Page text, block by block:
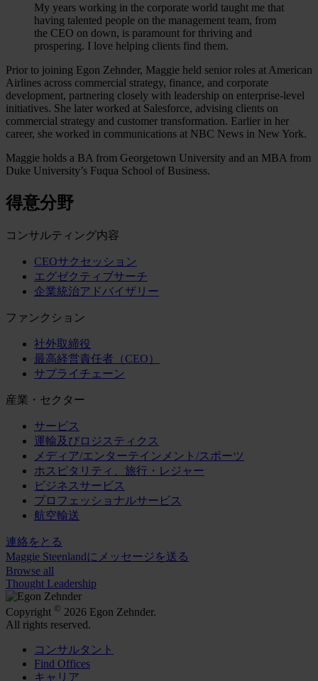
My years working in the corporate world taught me that
having talented people on the management team, from
the CEO on down, is paramount for thriving and
prospering. I love helping clients find them.
Prior to joining Egon Zehnder, Maggie held senior roles at American
Airlines across commercial strategy, finance, and corporate
development, partnering closely with leadership on enterprise-level
initiatives. She later worked at Salesforce, advising clients on
commercial strategy and customer transformation. Earlier in her
career, she worked in communications at NBC News in New York.
Maggie holds a BA from Georgetown University and an MBA from
Duke University’s Fuqua School of Business.
得意分野
コンサルティング内容
CEOサクセッション
エグゼクティブサーチ
企業統治アドバイザリー
ファンクション
社外取締役
最高経営責任者（CEO）
サプライチェーン
産業・セクター
サービス
運輸及びロジスティクス
メディア/エンターテインメント/スポーツ
ホスピタリティ、旅行・レジャー
ビジネスサービス
プロフェッショナルサービス
航空輸送
連絡をとる
Maggie Steenlandにメッセージを送る
Browse all
Thought Leadership
Copyright © 2026 Egon Zehnder.
All rights reserved.
コンサルタント
Find Offices
キャリア